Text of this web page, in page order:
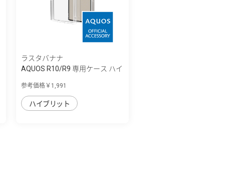
ラスタバナナ
AQUOS R10/R9 専用ケース ハイ
参考価格￥1,991
ハイブリット